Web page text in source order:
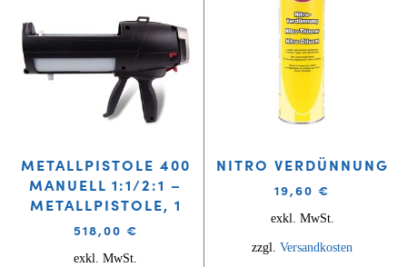
METALLPISTOLE 400
MANUELL 1:1/2:1 –
METALLPISTOLE, 1
518,00 €
exkl. MwSt.
NITRO VERDÜNNUNG
19,60 €
exkl. MwSt.
zzgl. Versandkosten